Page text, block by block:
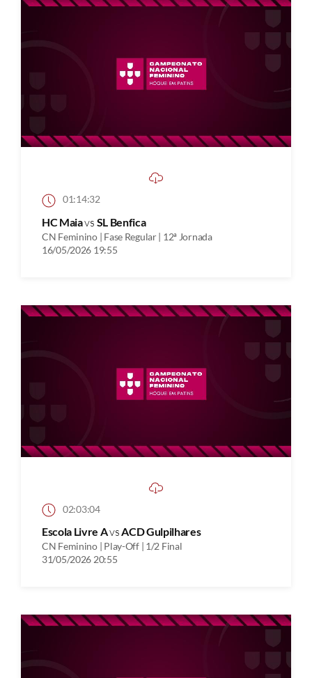
01:14:32
HC Maiavs SL Benfica
CN Feminino | Fase Regular | 12ª Jornada
16/05/2026 19:55
02:03:04
Escola Livre AvsACD Gulpilhares
CN Feminino | Play-Off | 1/2 Final
31/05/2026 20:55